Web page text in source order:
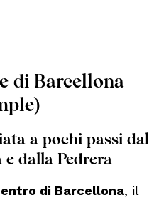
di Barcellona
a pochi passi dal
e dalla Pedrera
di Barcellona, il